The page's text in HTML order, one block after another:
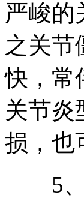
严峻的
之关节
快，常
关节炎
损，也
5、